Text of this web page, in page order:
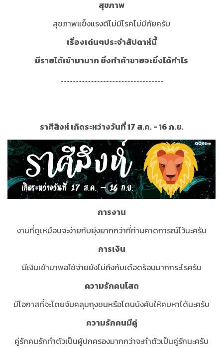
สุขภาพ
สุขภาพแข็งแรงดีไม่มีโรคไม่มีภัยครับ
เรื่องเด่นๆประจำสัปดาห์นี้
มีรายได้เข้ามามาก ยิ่งทำค้าขายจะยิ่งได้กำไร
.....................................................................
ราศีสิงห์ เกิดระหว่างวันที่ 17 ส.ค. - 16 ก.ย.
การงาน
งานที่ดูเหมือนจะง่ายกับยุ่งยากกว่าที่ท่านคาดการณ์ไว้นะครับ
การเงิน
มีเงินเข้ามาพอใช้จ่ายยังไม่ถึงกับเดือดร้อนมากกระไรครับ
ความรักคนโสด
มีโอกาสที่จะโดยจับคลุมถุงชนหรือโดนบังคับให้คบหาได้นะครับ
ความรักคนมีคู่
คู่รักคนรักทำตัวเป็นผู้ปกครองมากกว่าจะทำตัวเป็นคู่รักนะครับ